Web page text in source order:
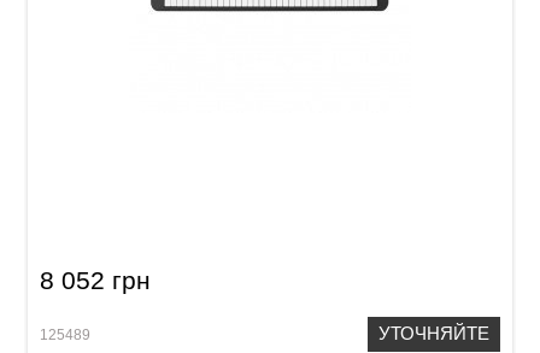
8 052 грн
125489 УТОЧНЯЙТЕ